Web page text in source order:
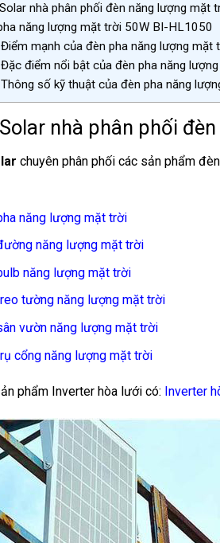
nhà phân phối đèn năng lượng mặt
năng lượng mặt trời 50W BI-HL1050
Điểm mạnh của đèn pha năng lượng mặt
Đặc điểm nổi bật của đèn pha năng
Thông số kỹ thuật của đèn pha năng
nhà phân phối
chuyên phân phối các sản phẩm
năng lượng mặt trời
năng lượng mặt trời
năng lượng mặt trời
tường năng lượng mặt trời
vườn năng lượng mặt trời
cổng năng lượng mặt trời
phẩm Inverter hòa lưới có: Inverter